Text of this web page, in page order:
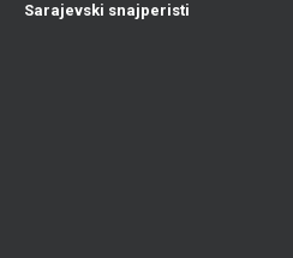
Sarajevski snajperisti